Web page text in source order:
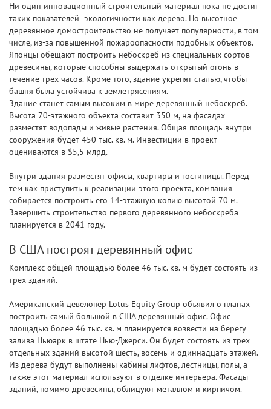
Ни один инновационный строительный материал пока не достиг
таких показателей экологичности как дерево. Но высотное
деревянное домостроительство не получает популярности, в том
числе, из-за повышенной пожароопасности подобных объектов.
Японцы обещают построить небоскреб из специальных сортов
древесины, которые способны выдержать открытый огонь в
течение трех часов. Кроме того, здание укрепят сталью, чтобы
башня была устойчива к землетрясениям.
Здание станет самым высоким в мире деревянный небоскреб.
Высота 70-этажного объекта составит 350 м, на фасадах
разместят водопады и живые растения. Общая площадь внутри
сооружения будет 450 тыс. кв. м. Инвестиции в проект
оцениваются в $5,5 млрд.
Внутри здания разместят офисы, квартиры и гостиницы. Перед
тем как приступить к реализации этого проекта, компания
собирается построить его 14-этажную копию высотой 70 м.
Завершить строительство первого деревянного небоскреба
планируется в 2041 году.
В США построят деревянный офис
Комплекс общей площадью более 46 тыс. кв. м будет состоять из
трех зданий.
Американский девелопер Lotus Equity Group объявил о планах
построить самый большой в США деревянный офис. Офис
площадью более 46 тыс. кв. м планируется возвести на берегу
залива Ньюарк в штате Нью-Джерси. Он будет состоять из трех
отдельных зданий высотой шесть, восемь и одиннадцать этажей.
Из дерева будут выполнены кабины лифтов, лестницы, полы, а
также этот материал используют в отделке интерьера. Фасады
зданий, помимо древесины, облицуют металлом и кирпичом.